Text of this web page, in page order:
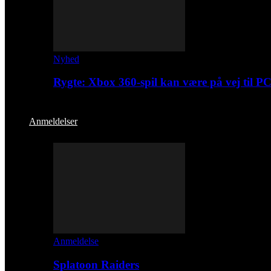
Nyhed
Rygte: Xbox 360-spil kan være på vej til PC
Anmeldelser
Anmeldelse
Splatoon Raiders